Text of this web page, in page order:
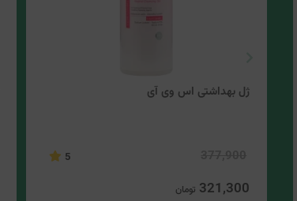
ژل بهداشتی اس وی آی
5
321,300 تومان